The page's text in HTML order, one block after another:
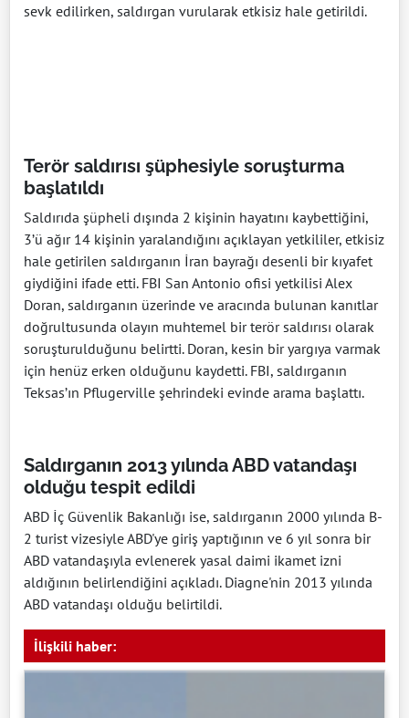
sevk edilirken, saldırgan vurularak etkisiz hale getirildi.
Terör saldırısı şüphesiyle soruşturma
başlatıldı
Saldırıda şüpheli dışında 2 kişinin hayatını kaybettiğini,
3’ü ağır 14 kişinin yaralandığını açıklayan yetkililer, etkisiz
hale getirilen saldırganın İran bayrağı desenli bir kıyafet
giydiğini ifade etti. FBI San Antonio ofisi yetkilisi Alex
Doran, saldırganın üzerinde ve aracında bulunan kanıtlar
doğrultusunda olayın muhtemel bir terör saldırısı olarak
soruşturulduğunu belirtti. Doran, kesin bir yargıya varmak
için henüz erken olduğunu kaydetti. FBI, saldırganın
Teksas’ın Pflugerville şehrindeki evinde arama başlattı.
Saldırganın 2013 yılında ABD vatandaşı
olduğu tespit edildi
ABD İç Güvenlik Bakanlığı ise, saldırganın 2000 yılında B-
2 turist vizesiyle ABD'ye giriş yaptığının ve 6 yıl sonra bir
ABD vatandaşıyla evlenerek yasal daimi ikamet izni
aldığının belirlendiğini açıkladı. Diagne'nin 2013 yılında
ABD vatandaşı olduğu belirtildi.
İlişkili haber: